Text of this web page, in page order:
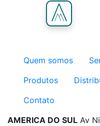
Quem somos
Produtos
Contato
AMERICA DO SUL Av